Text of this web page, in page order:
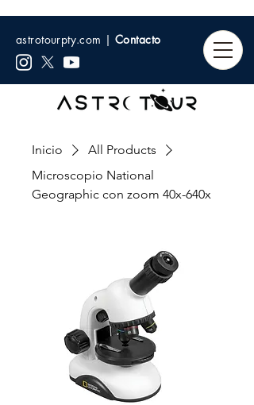
astrotourpty.com | Contacto
Inicio
All Products
Microscopio National
Geographic con zoom 40x-640x